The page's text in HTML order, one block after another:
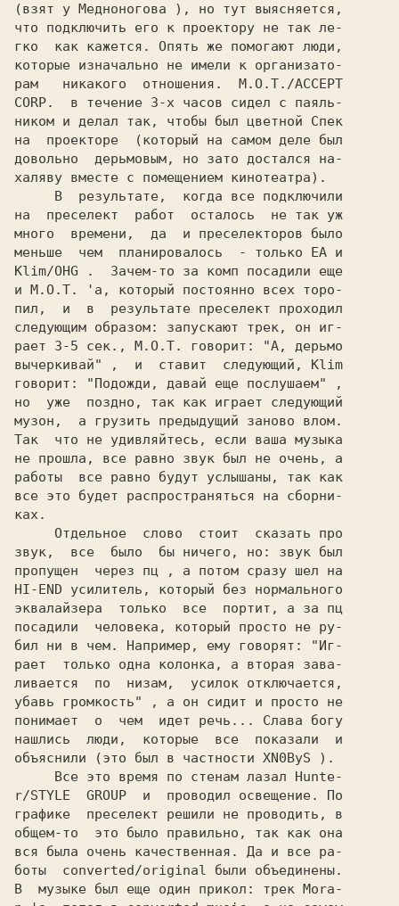
(взят у Медноногова
), но тут выясняется,
что подключить его к проектору не так ле-
гко  как кажется. Опять же помогают люди,
которые изначально не имели к организато-
рам   никакого  отношения. M.O.T./ACCEPT
CORP. в течение 3-х часов сидел с паяль-
ником и делал так, чтобы был цветной
на  проекторе  (который на самом деле был
довольно  дерьмовым, но зато достался на-
халяву вместе с помещением кинотеатра).
на  преселект  работ  осталось  не так уж
много  времени,  да  и преселекторов было
меньше  чем  планировалось  - только ЕА
Klim/OHG
.  Зачем-то за комп посадили еще
и M.O.T.
'a, который постоянно всех торо-
пил,  и  в  результате преселект проходил
следующим образом: запускают трек, он иг-
рает 3-5 сек., M.O.T. говорит:
"А, дерьмо
вычеркивай"
,  и  ставит  следующий,
говорит:
"Подожди, давай еще послушаем"
,
но  уже  поздно, так как играет следующий
музон,  а грузить предыдущий заново влом.
Так  что не удивляйтесь, если ваша музыка
не прошла, все равно звук был не очень, а
работы  все равно будут услышаны, так как
все это будет распространяться на сборни-
ках.
звук,  все  было  бы ничего, но: звук был
пропущен  через пц
, а потом сразу шел на
HI-END усилитель, который без нормального
эквалайзера  только  все  портит, а за
посадили  человека, который просто не ру-
бил ни в чем. Например, ему говорят:
"Иг-
рает  только одна колонка, а вторая зава-
ливается  по  низам,  усилок отключается,
убавь громкость"
, а он сидит и просто не
понимает  о  чем  идет речь... Слава богу
нашлись  люди,  которые  все  показали  и
объяснили (это был в частности XN0ByS
).
     Все это время по стенам лазал
Hunte-
r/STYLE  GROUP и  проводил освещение. По
графике  преселект решили не проводить, в
общем-то  это было правильно, так как она
вся была очень качественная. Да и все ра-
боты  converted/original были объединены.
В  музыке был еще один прикол: трек Mora-